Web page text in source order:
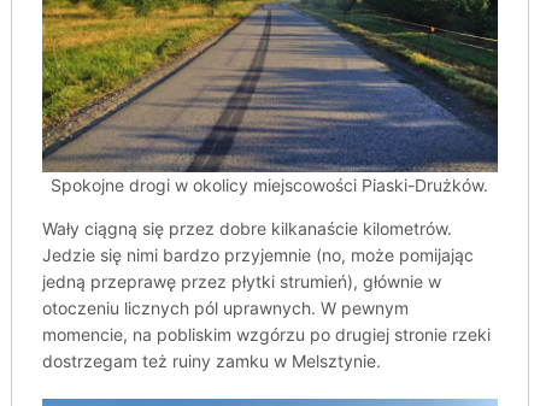
Spokojne drogi w okolicy miejscowości Piaski-Drużków.
Wały ciągną się przez dobre kilkanaście kilometrów.
Jedzie się nimi bardzo przyjemnie (no, może pomijając
jedną przeprawę przez płytki strumień), głównie w
otoczeniu licznych pól uprawnych. W pewnym
momencie, na pobliskim wzgórzu po drugiej stronie rzeki
dostrzegam też ruiny zamku w Melsztynie.